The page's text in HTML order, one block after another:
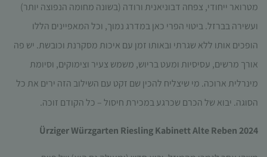
מטרואר ייחודי, צפחה דבוניאנית ורודה (בשונה מחומה הנפוצה יותר)
ועשירה בברזל. ביטוי הפרי כאן במדרג נמוך, וכל המאפיינים הללו
הופכים אותו ללא שגרתי ובאותו זמן עם איכות מסקרנת וכובשת. יש פה
אורך מרשים, עסיסיות ומעט בריוש, משמש צעיר וצימוקים, וסיומת
מינרלית ארוכה. מי שיצליח להכין שם זקט עם השילוב הזה ירים את כל
הסוגה. יבוא של הכרם שכרגע במכירת חיסול – כל הקודם זוכה.
Ürziger Würzgarten Riesling Kabinett Alte Reben 2024